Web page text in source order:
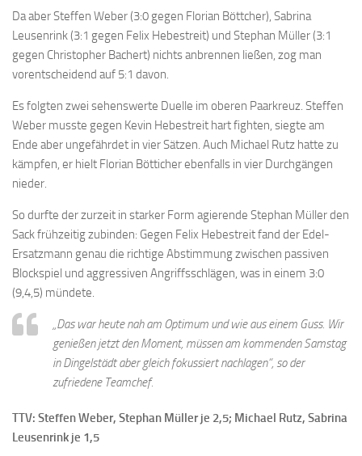
Da aber Steffen Weber (3:0 gegen Florian Böttcher), Sabrina
Leusenrink (3:1 gegen Felix Hebestreit) und Stephan Müller (3:1
gegen Christopher Bachert) nichts anbrennen ließen, zog man
vorentscheidend auf 5:1 davon.
Es folgten zwei sehenswerte Duelle im oberen Paarkreuz. Steffen
Weber musste gegen Kevin Hebestreit hart fighten, siegte am
Ende aber ungefährdet in vier Sätzen. Auch Michael Rutz hatte zu
kämpfen, er hielt Florian Bötticher ebenfalls in vier Durchgängen
nieder.
So durfte der zurzeit in starker Form agierende Stephan Müller den
Sack frühzeitig zubinden: Gegen Felix Hebestreit fand der Edel-
Ersatzmann genau die richtige Abstimmung zwischen passiven
Blockspiel und aggressiven Angriffsschlägen, was in einem 3:0
(9,4,5) mündete.
„Das war heute nah am Optimum und wie aus einem Guss. Wir
genießen jetzt den Moment, müssen am kommenden Samstag
in Dingelstädt aber gleich fokussiert nachlagen“, so der
zufriedene Teamchef.
TTV: Steffen Weber, Stephan Müller je 2,5; Michael Rutz, Sabrina
Leusenrink je 1,5